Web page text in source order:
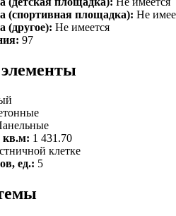
(спортивная площадка): Не
(другое): Не имеется
97
кв.м: 1 431.70
клетке
ед.: 5